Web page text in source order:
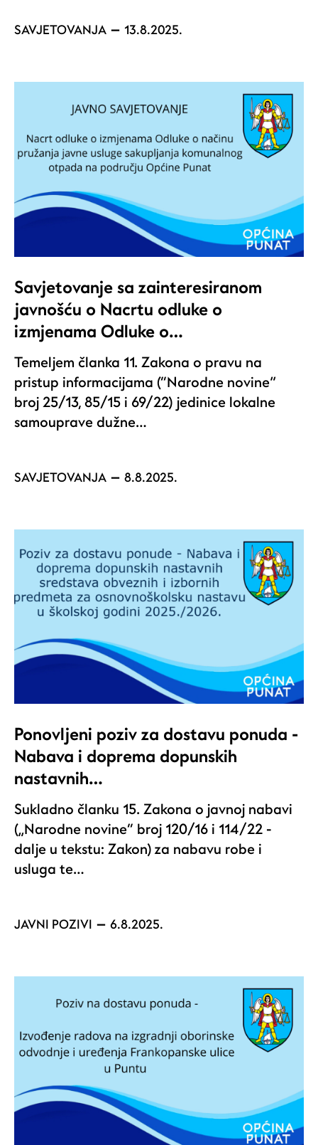
SAVJETOVANJA 13.8.2025.
Savjetovanje sa zainteresiranom
javnošću o Nacrtu odluke o
izmjenama Odluke o…
Temeljem članka 11. Zakona o pravu na
pristup informacijama (“Narodne novine”
broj 25/13, 85/15 i 69/22) jedinice lokalne
samouprave dužne…
SAVJETOVANJA 8.8.2025.
Ponovljeni poziv za dostavu ponuda -
Nabava i doprema dopunskih
nastavnih…
Sukladno članku 15. Zakona o javnoj nabavi
(„Narodne novine“ broj 120/16 i 114/22 -
dalje u tekstu: Zakon) za nabavu robe i
usluga te…
JAVNI POZIVI 6.8.2025.